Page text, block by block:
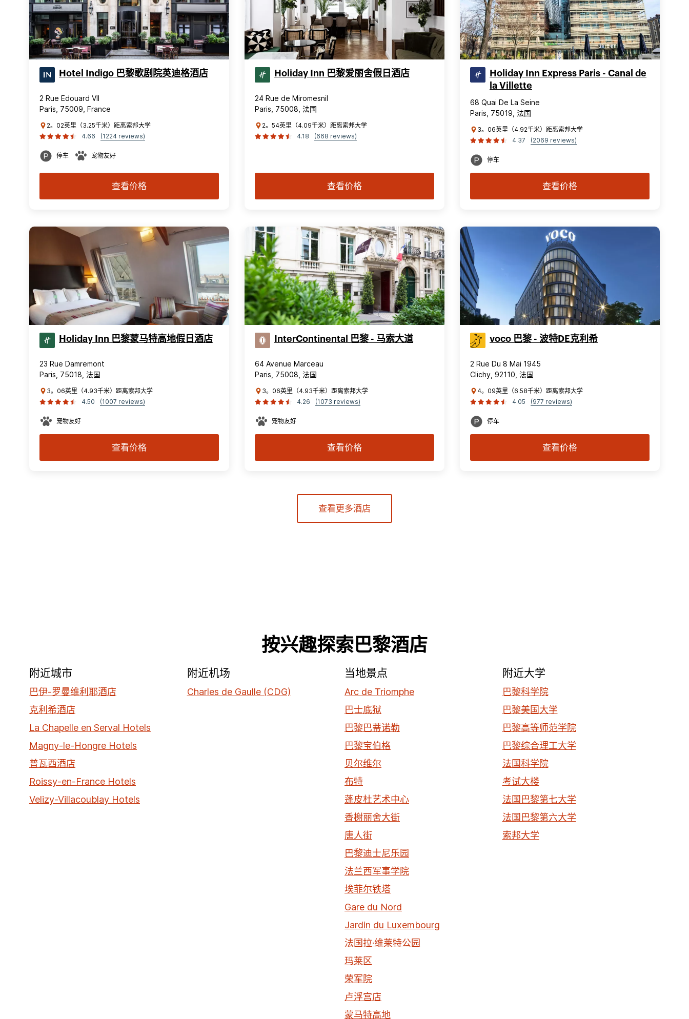
Hotel Indigo 巴黎歌剧院英迪格酒店
2 Rue Edouard VII
Paris, 75009, France
2。02英里（3.25千米）距离索邦大学
4.66
(1224 reviews)
停车 宠物友好
查看价格
Holiday Inn 巴黎爱丽舍假日酒店
24 Rue de Miromesnil
Paris, 75008, 法国
2。54英里（4.09千米）距离索邦大学
4.18
(668 reviews)
查看价格
Holiday Inn Express Paris - Canal de
la Villette
68 Quai De La Seine
Paris, 75019, 法国
3。06英里（4.92千米）距离索邦大学
4.37
(2069 reviews)
停车
查看价格
Holiday Inn 巴黎蒙马特高地假日酒店
23 Rue Damremont
Paris, 75018, 法国
3。06英里（4.93千米）距离索邦大学
4.50
(1007 reviews)
宠物友好
查看价格
InterContinental 巴黎 - 马索大道
64 Avenue Marceau
Paris, 75008, 法国
3。06英里（4.93千米）距离索邦大学
4.26
(1073 reviews)
宠物友好
查看价格
voco 巴黎 - 波特DE克利希
2 Rue Du 8 Mai 1945
Clichy, 92110, 法国
4。09英里（6.58千米）距离索邦大学
4.05
(977 reviews)
停车
查看价格
查看更多酒店
按兴趣探索巴黎酒店
附近城市
巴伊-罗曼维利耶酒店
克利希酒店
La Chapelle en Serval Hotels
Magny-le-Hongre Hotels
普瓦西酒店
Roissy-en-France Hotels
Velizy-Villacoublay Hotels
附近机场
Charles de Gaulle (CDG)
当地景点
Arc de Triomphe
巴士底狱
巴黎巴蒂诺勒
巴黎宝伯格
贝尔维尔
布特
蓬皮杜艺术中心
香榭丽舍大街
唐人街
巴黎迪士尼乐园
法兰西军事学院
埃菲尔铁塔
Gare du Nord
Jardin du Luxembourg
法国拉·维莱特公园
玛莱区
荣军院
卢浮宫店
蒙马特高地
附近大学
巴黎科学院
巴黎美国大学
巴黎高等师范学院
巴黎综合理工大学
法国科学院
考试大楼
法国巴黎第七大学
法国巴黎第六大学
索邦大学